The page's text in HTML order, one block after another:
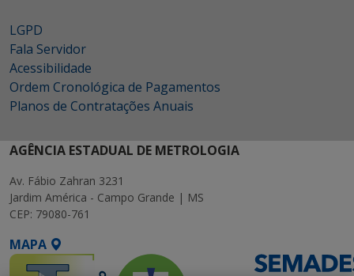
LGPD
Fala Servidor
Acessibilidade
Ordem Cronológica de Pagamentos
Planos de Contratações Anuais
AGÊNCIA ESTADUAL DE METROLOGIA
Av. Fábio Zahran 3231
Jardim América - Campo Grande | MS
CEP: 79080-761
MAPA